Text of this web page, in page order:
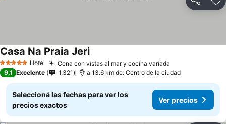
Compartir
5 Estrellas Hotel Cena con vistas al mar y cocina variada
Casa Na Praia Jeri
9,1 Excelente 1.321 a 13.6 km de: Centro de la ciudad
Seleccioná las fechas para ver los
precios exactos
Ver precios